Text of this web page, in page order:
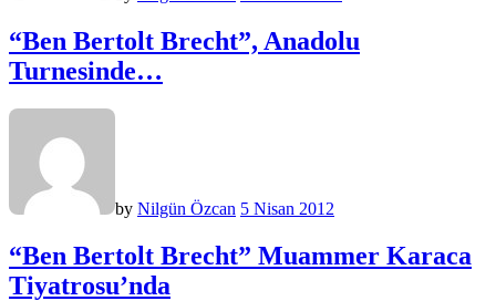
“Ben Bertolt Brecht”, Anadolu
Turnesinde…
by Nilgün Özcan 5 Nisan 2012
“Ben Bertolt Brecht” Muammer Karaca
Tiyatrosu’nda